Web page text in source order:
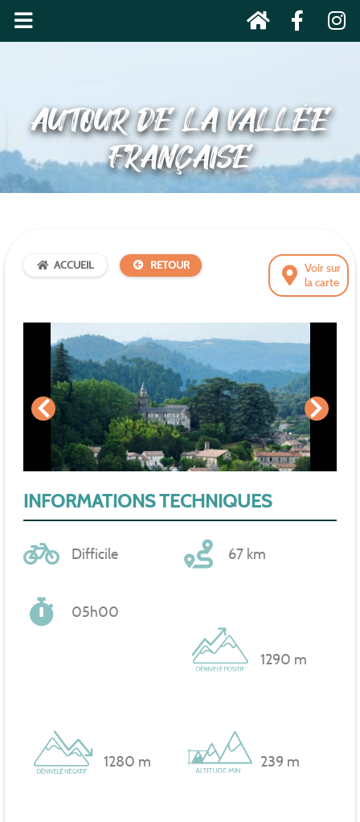
AUTOUR DE LA VALLÉE
FRANÇAISE
Voir sur
la carte
ACCUEIL RETOUR
INFORMATIONS TECHNIQUES
Difficile 67 km
05h00
1290 m
1280 m 239 m